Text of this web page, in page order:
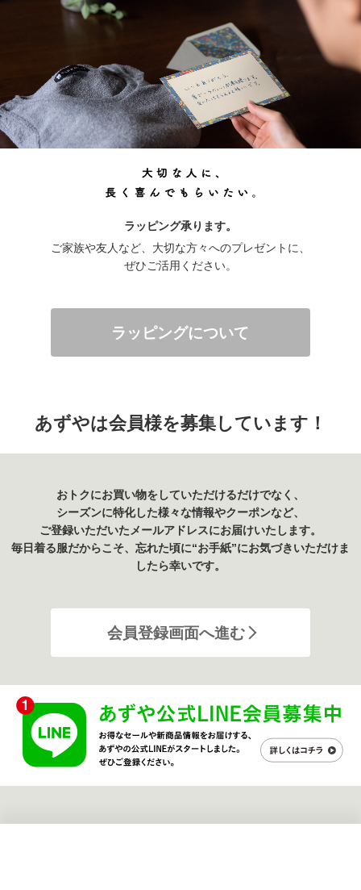
ラッピング承ります。
ご家族や友人など、大切な方々へのプレゼントに、
ぜひご活用ください。
ラッピングについて
あずやは会員様を募集しています！
おトクにお買い物をしていただけるだけでなく、
シーズンに特化した様々な情報やクーポンなど、
ご登録いただいたメールアドレスにお届けいたします。
毎日着る服だからこそ、忘れた頃に“お手紙”にお気づきいただけま
したら幸いです。
会員登録画面へ進む